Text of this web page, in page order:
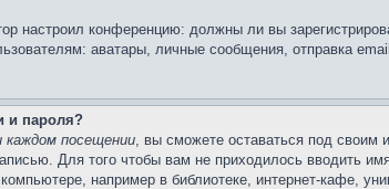
настроил конференцию: должны ли вы
аватары, личные сообщения, отправка
и пароля?
посещении, вы сможете оставаться под своим
Для того чтобы вам не приходилось вводить
например в библиотеке, интернет-кафе,